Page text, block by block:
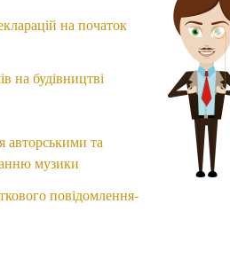
на початок
на будівництві
авторськими та
музики
повідомлення-